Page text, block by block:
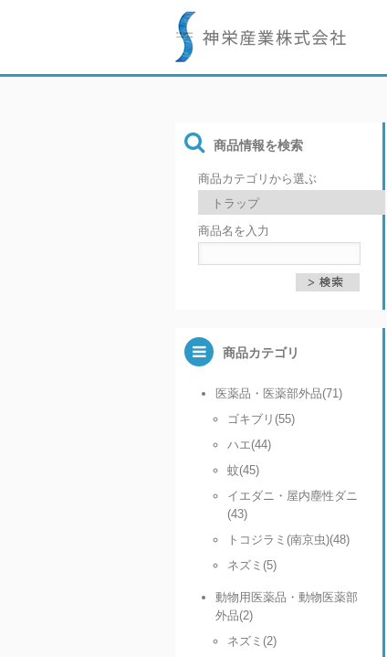
商品情報を検索
商品カテゴリから選ぶ
商品名を入力
商品カテゴリ
医薬品・医薬部外品(71)
ゴキブリ(55)
ハエ(44)
蚊(45)
イエダニ・屋内塵性ダニ
(43)
トコジラミ(南京虫)(48)
ネズミ(5)
動物用医薬品・動物医薬部
外品(2)
ネズミ(2)